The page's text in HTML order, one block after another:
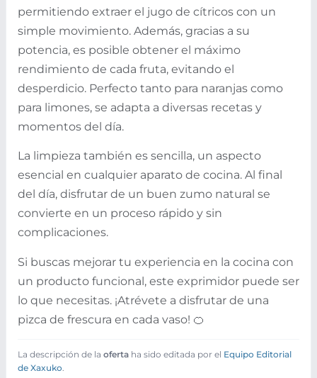
permitiendo extraer el jugo de cítricos con un
simple movimiento. Además, gracias a su
potencia, es posible obtener el máximo
rendimiento de cada fruta, evitando el
desperdicio. Perfecto tanto para naranjas como
para limones, se adapta a diversas recetas y
momentos del día.
La limpieza también es sencilla, un aspecto
esencial en cualquier aparato de cocina. Al final
del día, disfrutar de un buen zumo natural se
convierte en un proceso rápido y sin
complicaciones.
Si buscas mejorar tu experiencia en la cocina con
un producto funcional, este exprimidor puede ser
lo que necesitas. ¡Atrévete a disfrutar de una
pizca de frescura en cada vaso! 🍊
La descripción de la oferta ha sido editada por el Equipo Editorial
de Xaxuko.